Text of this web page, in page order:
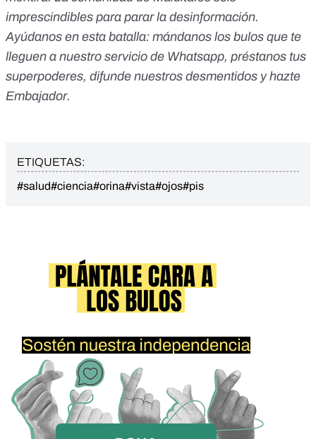
imprescindibles para parar la desinformación.
Ayúdanos en esta batalla: mándanos los bulos que te
lleguen a nuestro servicio de Whatsapp, préstanos tus
superpoderes, difunde nuestros desmentidos yhazte
Embajador.
ETIQUETAS:
#salud#ciencia#orina#vista#ojos#pis